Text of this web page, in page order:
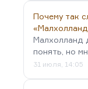
Почему так
Малхолланд
понять, но
31 июля, 14:05